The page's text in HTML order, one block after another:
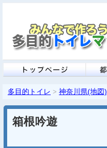
多目的トイレ > 神奈川県(地図)
箱根吟遊